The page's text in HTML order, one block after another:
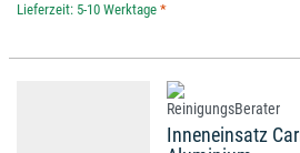
*
Inneneinsatz